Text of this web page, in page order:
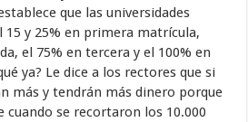
que las universidades
15 y 25% en primera matrícula,
el 75% en tercera y el 100% en
ya? Le dice a los rectores que si
más y tendrán más dinero porque
cuando se recortaron los 10.000